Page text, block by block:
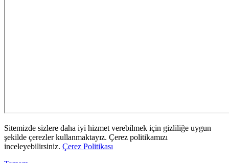
Sitemizde sizlere daha iyi hizmet verebilmek için gizliliğe uygun
şekilde çerezler kullanmaktayız. Çerez politikamızı
inceleyebilirsiniz. Çerez Politikası